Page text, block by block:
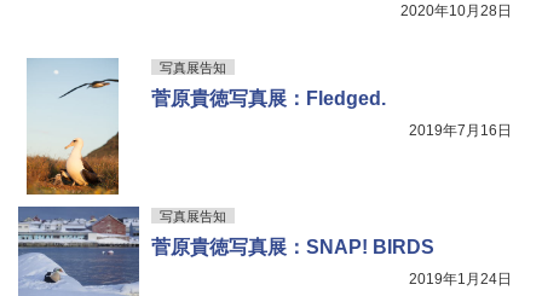
2020年10月28日
写真展告知
菅原貴徳写真展：Fledged.
2019年7月16日
写真展告知
菅原貴徳写真展：SNAP! BIRDS
2019年1月24日